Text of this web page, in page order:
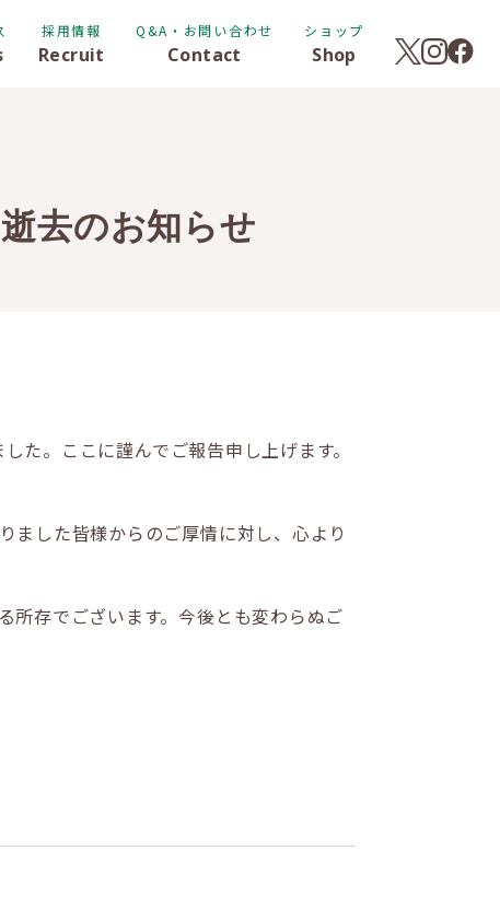
採用情報
Recruit
Q&A・お問い合わせ
Contact
ショップ
Shop
去のお知らせ
た。ここに謹んでご報告申し上げます。
ました皆様からのご厚情に対し、心より
所存でございます。今後とも変わらぬご